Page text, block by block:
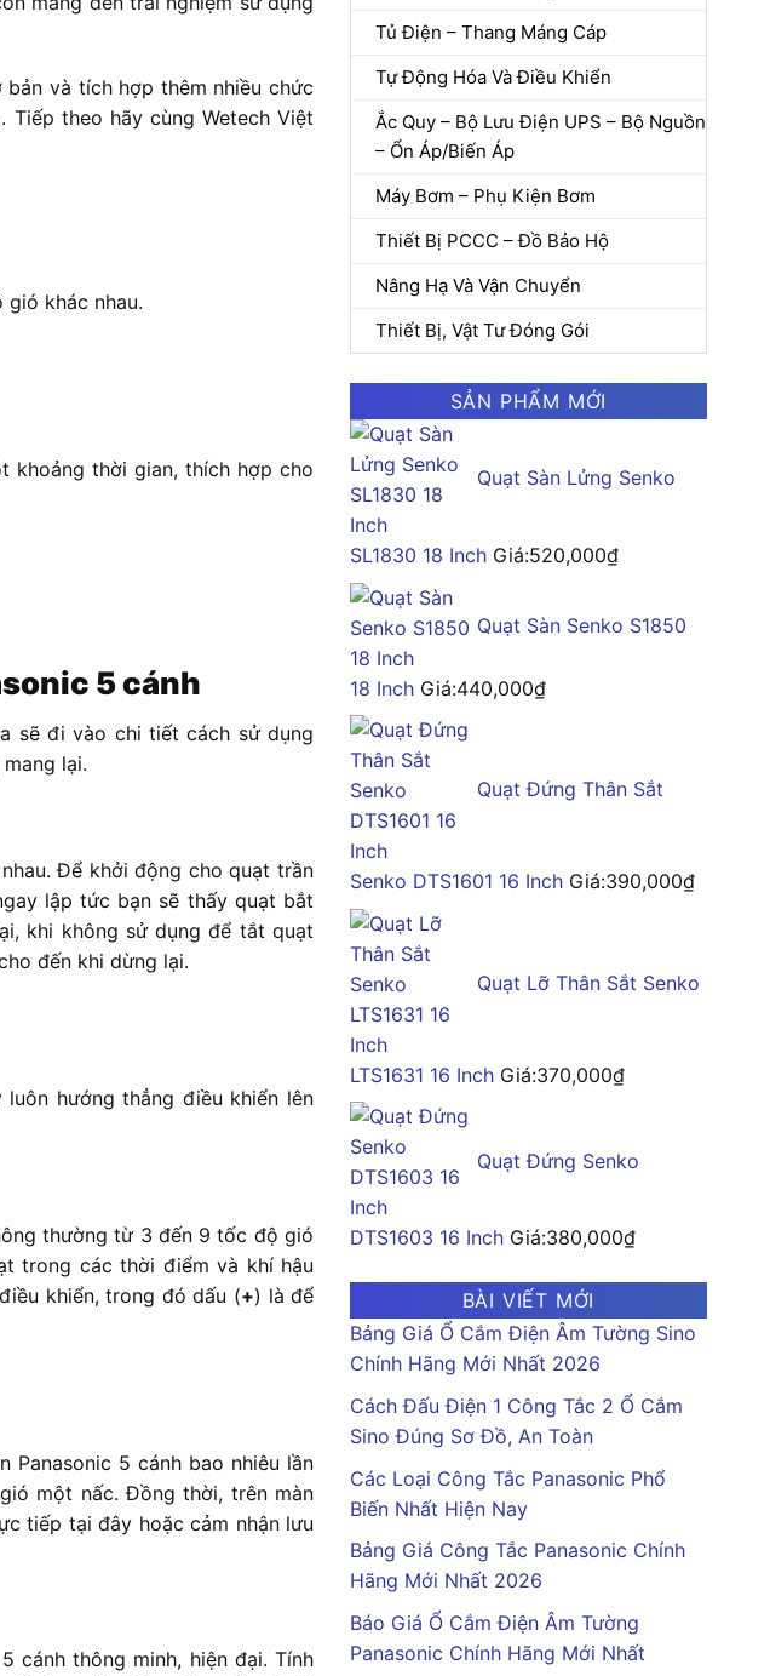
và tích hợp thêm nhiều chức
theo hãy cùng Wetech Việt
khác nhau.
khoảng thời gian, thích hợp cho
5 cánh
sẽ đi vào chi tiết cách sử dụng
lại.
Để khởi động cho quạt trần
lập tức bạn sẽ thấy quạt bắt
khi không sử dụng để tắt quạt
đến khi dừng lại.
hướng thẳng điều khiển lên
thường từ 3 đến 9 tốc độ gió
trong các thời điểm và khí hậu
khiển, trong đó dấu (+) là để
5 cánh bao nhiêu lần
một nấc. Đồng thời, trên màn
tiếp tại đây hoặc cảm nhận lưu
cánh thông minh, hiện đại. Tính
Tủ Điện – Thang Máng Cáp
Tự Động Hóa Và Điều Khiển
Ắc Quy – Bộ Lưu Điện UPS – Bộ Nguồn
– Ổn Áp/Biến Áp
Máy Bơm – Phụ Kiện Bơm
Thiết Bị PCCC – Đồ Bảo Hộ
Nâng Hạ Và Vận Chuyển
Thiết Bị, Vật Tư Đóng Gói
SẢN PHẨM MỚI
Quạt Sàn Lửng Senko
SL1830 18 Inch Giá:520,000₫
Quạt Sàn Senko S1850
18 Inch Giá:440,000₫
Quạt Đứng Thân Sắt
Senko DTS1601 16 Inch Giá:390,000₫
Quạt Lỡ Thân Sắt Senko
LTS1631 16 Inch Giá:370,000₫
Quạt Đứng Senko
DTS1603 16 Inch Giá:380,000₫
BÀI VIẾT MỚI
Bảng Giá Ổ Cắm Điện Âm Tường Sino
Chính Hãng Mới Nhất 2026
Cách Đấu Điện 1 Công Tắc 2 Ổ Cắm
Sino Đúng Sơ Đồ, An Toàn
Các Loại Công Tắc Panasonic Phổ
Biến Nhất Hiện Nay
Bảng Giá Công Tắc Panasonic Chính
Hãng Mới Nhất 2026
Báo Giá Ổ Cắm Điện Âm Tường
Panasonic Chính Hãng Mới Nhất